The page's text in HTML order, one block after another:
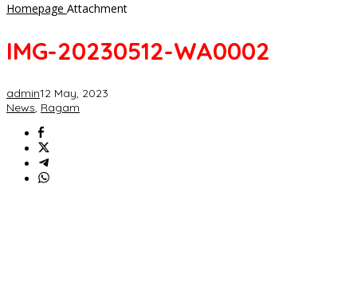
Homepage Attachment
IMG-20230512-WA0002
admin12 May, 2023
News, Ragam